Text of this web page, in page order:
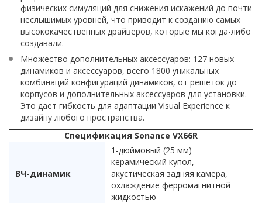
физических симуляций для снижения искажений до почти
неслышимых уровней, что приводит к созданию самых
высококачественных драйверов, которые мы когда-либо
создавали.
Множество дополнительных аксессуаров: 127 новых
динамиков и аксессуаров, всего 1800 уникальных
комбинаций конфигураций динамиков, от решеток до
корпусов и дополнительных аксессуаров для установки.
Это дает гибкость для адаптации Visual Experience к
дизайну любого пространства.
Спецификация Sonance VX66R
ВЧ-динамик
1-дюймовый (25 мм)
керамический купол,
акустическая задняя камера,
охлаждение ферромагнитной
жидкостью